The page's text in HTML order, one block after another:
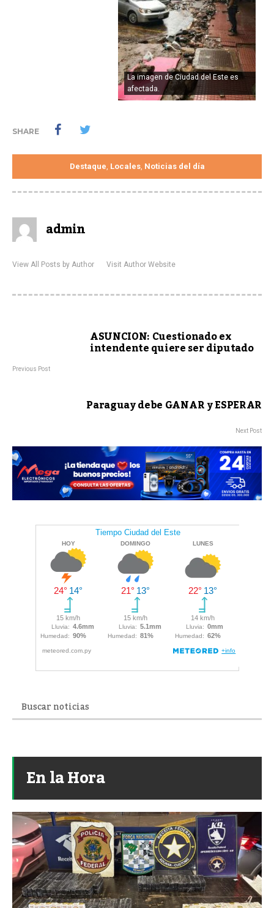
La imagen de Ciudad del Este es
afectada.
SHARE
Destaque, Locales, Noticias del día
admin
View All Posts by Author Visit Author Website
ASUNCION: Cuestionado ex
intendente quiere ser diputado
Previous Post
Paraguay debe GANAR y ESPERAR
Next Post
En la Hora